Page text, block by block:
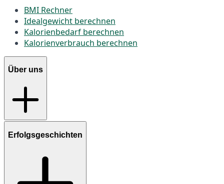
BMI Rechner
Idealgewicht berechnen
Kalorienbedarf berechnen
Kalorienverbrauch berechnen
Über uns
Erfolgsgeschichten